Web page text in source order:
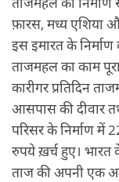
फ़ारस, मध्य एशिया
इस इमारत के
ताजमहल का काम
कारीगर प्रतिदिन
आसपास की दीवार
परिसर के निर्माण में
रुपये ख़र्च हुए।
ताज की अपनी एक